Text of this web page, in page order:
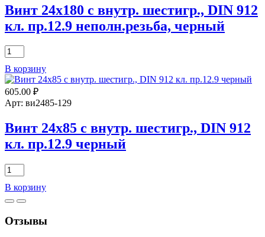
DIN
912
Винт 24х180 с внутр. шестигр., DIN 912
кл. пр.12.9 неполн.резьба, черный
Количество
товара
Винт
24х180
с
внутр.
DIN
912
кл.
неполн.резьба,
черный
В корзину
605.00 ₽
Арт: ви2485-129
Винт 24х85 с внутр. шестигр., DIN 912
кл. пр.12.9 черный
Количество
товара
Винт
24х85
внутр.
В корзину
Отзывы